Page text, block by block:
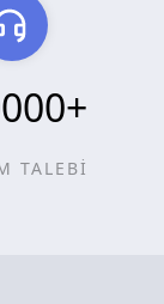
+
TALEBİ